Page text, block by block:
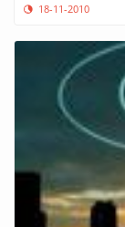
18-11-2010